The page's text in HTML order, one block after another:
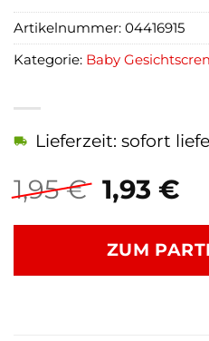
1,95€
Preis
war:
1,95 €
1,93 €
Lieferzeit: sofort
ZUM
Artikelnummer: 04416915
Kategorie: Baby